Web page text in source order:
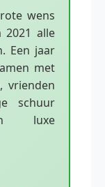
wens
alle
Een jaar
met
vrienden
schuur
luxe